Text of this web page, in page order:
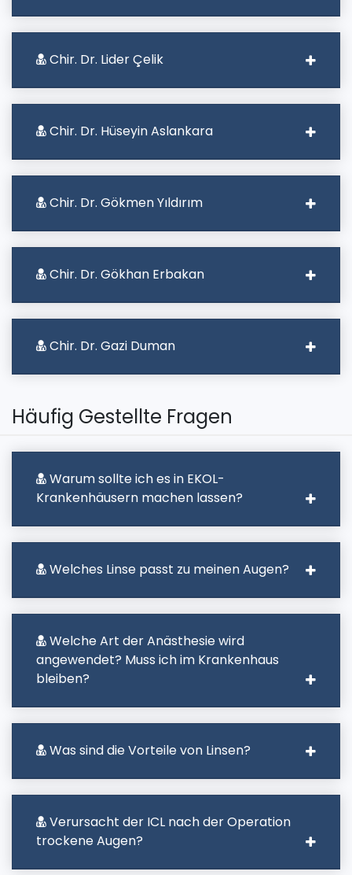
Chir. Dr. Lider Çelik
Chir. Dr. Hüseyin Aslankara
Chir. Dr. Gökmen Yıldırım
Chir. Dr. Gökhan Erbakan
Chir. Dr. Gazi Duman
Häufig Gestellte Fragen
Warum sollte ich es in EKOL-
Krankenhäusern machen lassen?
Welches Linse passt zu meinen Augen?
Welche Art der Anästhesie wird
angewendet? Muss ich im Krankenhaus
bleiben?
Was sind die Vorteile von Linsen?
Verursacht der ICL nach der Operation
trockene Augen?